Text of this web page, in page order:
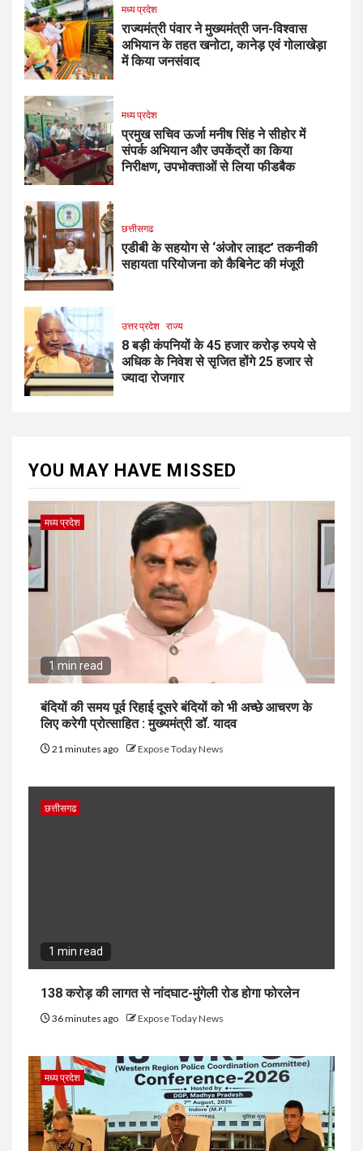
मध्य प्रदेश
राज्यमंत्री पंवार ने मुख्यमंत्री जन-विश्वास
अभियान के तहत खनोटा, कानेड़ एवं गोलाखेड़ा
में किया जनसंवाद
मध्य प्रदेश
प्रमुख सचिव ऊर्जा मनीष सिंह ने सीहोर में
संपर्क अभियान और उपकेंद्रों का किया
निरीक्षण, उपभोक्ताओं से लिया फीडबैक
छत्तीसगढ
एडीबी के सहयोग से ‘अंजोर लाइट’ तकनीकी
सहायता परियोजना को कैबिनेट की मंजूरी
उत्तर प्रदेश राज्य
8 बड़ी कंपनियों के 45 हजार करोड़ रुपये से
अधिक के निवेश से सृजित होंगे 25 हजार से
ज्यादा रोजगार
YOU MAY HAVE MISSED
मध्य प्रदेश
1 min read
बंदियों की समय पूर्व रिहाई दूसरे बंदियों को भी अच्छे आचरण के
लिए करेगी प्रोत्साहित : मुख्यमंत्री डॉ. यादव
21 minutes ago Expose Today News
छत्तीसगढ
1 min read
138 करोड़ की लागत से नांदघाट-मुंगेली रोड होगा फोरलेन
36 minutes ago Expose Today News
मध्य प्रदेश